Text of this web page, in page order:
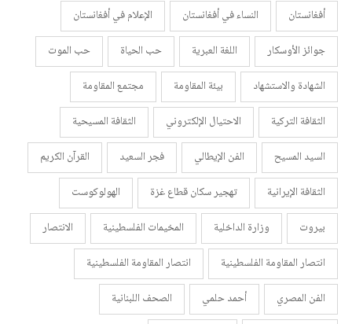
أفغانستان
النساء في أفغانستان
الإعلام في أفغانستان
جوائز الأوسكار
اللغة العبرية حب الحياة
حب الموت
الشهادة والاستشهاد
بيئة المقاومة
مجتمع المقاومة
الثقافة التركية
الاحتيال الإلكتروني
الثقافة المسيحية
السيد المسيح
الفن الإيطالي فجر السعيد
القرآن الكريم
الثقافة الإيرانية
تهجير سكان قطاع غزة
الهولوكوست
بيروت
وزارة الداخلية المخيمات الفلسطينية
الانتصار
انتصار المقاومة الفلسطينية
انتصار المقاومة الفلسطينية
الفن المصري
أحمد حلمي
الصحف اللبنانية